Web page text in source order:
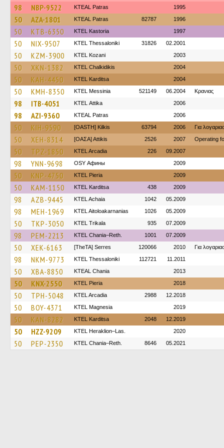
98
NBP-9522 KTEAL Patras 1995
50 AZA-1801 KTEAL Patras 82787 1996
50 KTB-6350 KTEL Kastoria 1997
50 NIX-9507 KTEL Thessaloniki 31826 02.2001
50 KZM-3900 ΚΤΕL Kozani 2003
50 XKN-1382 ΚΤΕL Chalkidikis 2004
50 KAH-4450 ΚΤΕL Karditsa 2004
50 KMH-8350 KTEL Messinia 521149 06.2004 Κρανιας
98 ITB-4051 KΤΕL Αttika 2006
98 AZI-9360 KTEAL Patras 2006
50 KIH-9590 [OASTH] Kilkis 63794 2006 Για
50 XEH-8314 [ΟΑΣΑ] Αttikis 2526 2007 Operating
50 TPZ-1850 KTEL Arcadia 226 09.2007
98 YNN-9698 OSY Афины 2009
50 KNP-4750 KTEL Pieria 2009
50 KAM-1150 ΚΤΕL Karditsa 438 2009
98 AZB-9445 KTEL Achaia 1042 05.2009
98 MEH-1969 KTEL Aitoloakarnanias 1026 05.2009
50 TKP-3050 ΚΤΕL Τrikala 935 07.2009
98 PEM-2213 KTEL Chania–Reth. 1001 07.2009
50 XEK-6163 [TheTA] Serres 120066 2010 Για
98 NKM-9773 KTEL Thessaloniki 112721 11.2011
50 XBA-8850 KTEAL Chania 2013
50 KNX-2550 KTEL Pieria 2018
50 TPH-5048 KTEL Arcadia 2988 12.2018
50 BOY-4371 ΚΤΕL Magnesia 2019
50 KAN-8282 ΚΤΕL Karditsa 2048 12.2019
50 HZZ-9209 KTEL Heraklion–Las. 2020
50 PEP-2350 KTEL Chania–Reth. 8646 05.2021